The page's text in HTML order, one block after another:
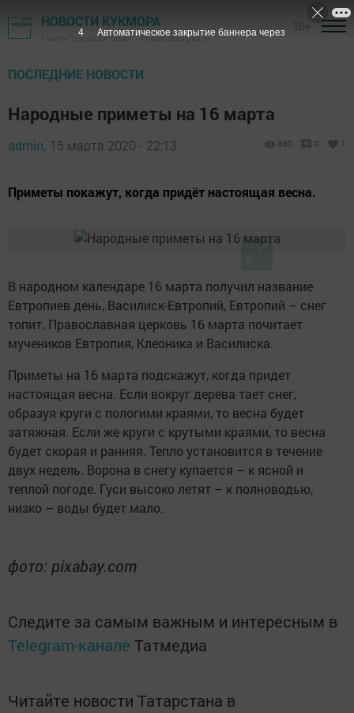
НОВОСТИ КУКМОРА
Газета "Трудовая слава" - Кукморский район
ПОСЛЕДНИЕ НОВОСТИ
Народные приметы на 16 марта
admin, 15 марта 2020 - 22:13 880 0 1
Приметы покажут, когда придёт настоящая весна.
В народном календаре 16 марта получил название
Евтропиев день, Василиск-Евтропий, Евтропий – снег
топит. Православная церковь 16 марта почитает
мучеников Евтропия, Клеоника и Василиска.
Приметы на 16 марта подскажут, когда придет
настоящая весна. Если вокруг дерева тает снег,
образуя круги с пологими краями, то весна будет
затяжная. Если же круги с крутыми краями, то весна
будет скорая и ранняя. Тепло установится в течение
двух недель. Ворона в снегу купается – к ясной и
теплой погоде. Гуси высоко летят – к полноводью,
низко – воды будет мало.
фото: pixabay.com
Следите за самым важным и интересным в
Telegram-канале Татмедиа
Читайте новости Татарстана в
3 Автоматическое закрытие баннера через